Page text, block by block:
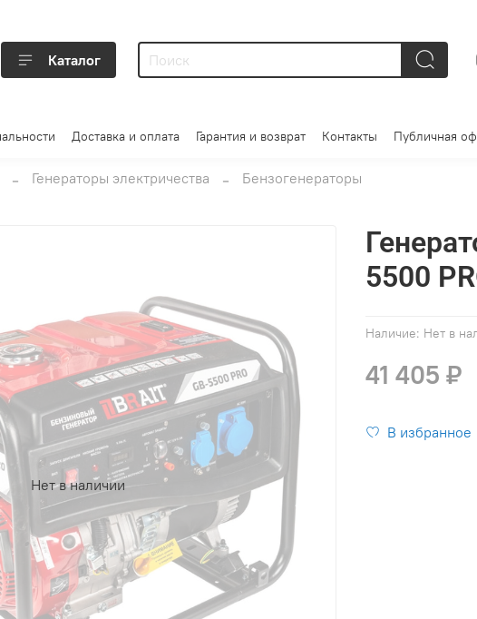
Каталог
Доставка и оплата Гарантия и возврат Контакты Публичная
Генераторы электричества Бензогенераторы
Нет в наличии
Наличие: Нет в
5500
41 405 ₽
В избранное